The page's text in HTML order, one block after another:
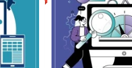
Sin requisitos de